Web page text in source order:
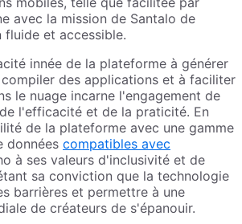
avec la mission de Santalo de
et accessible.
innée de la plateforme à générer
des applications et à faciliter
le nuage incarne l'engagement de
l'efficacité et de la praticité. En
de la plateforme avec une gamme
données compatibles avec
à ses valeurs d'inclusivité et de
sa conviction que la technologie
barrières et permettre à une
de créateurs de s'épanouir.